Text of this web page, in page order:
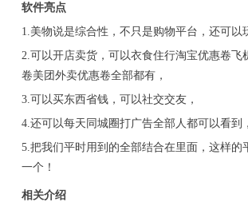
软件亮点
1.美物说是综合性，不只是购物平台，还可以
2.可以开店卖货，可以衣食住行淘宝优惠卷飞
卷美团外卖优惠卷全部都有，
3.可以买东西省钱，可以社交交友，
4.还可以每天同城圈打广告全部人都可以看到
5.把我们平时用到的全部结合在里面，这样的
一个！
相关介绍